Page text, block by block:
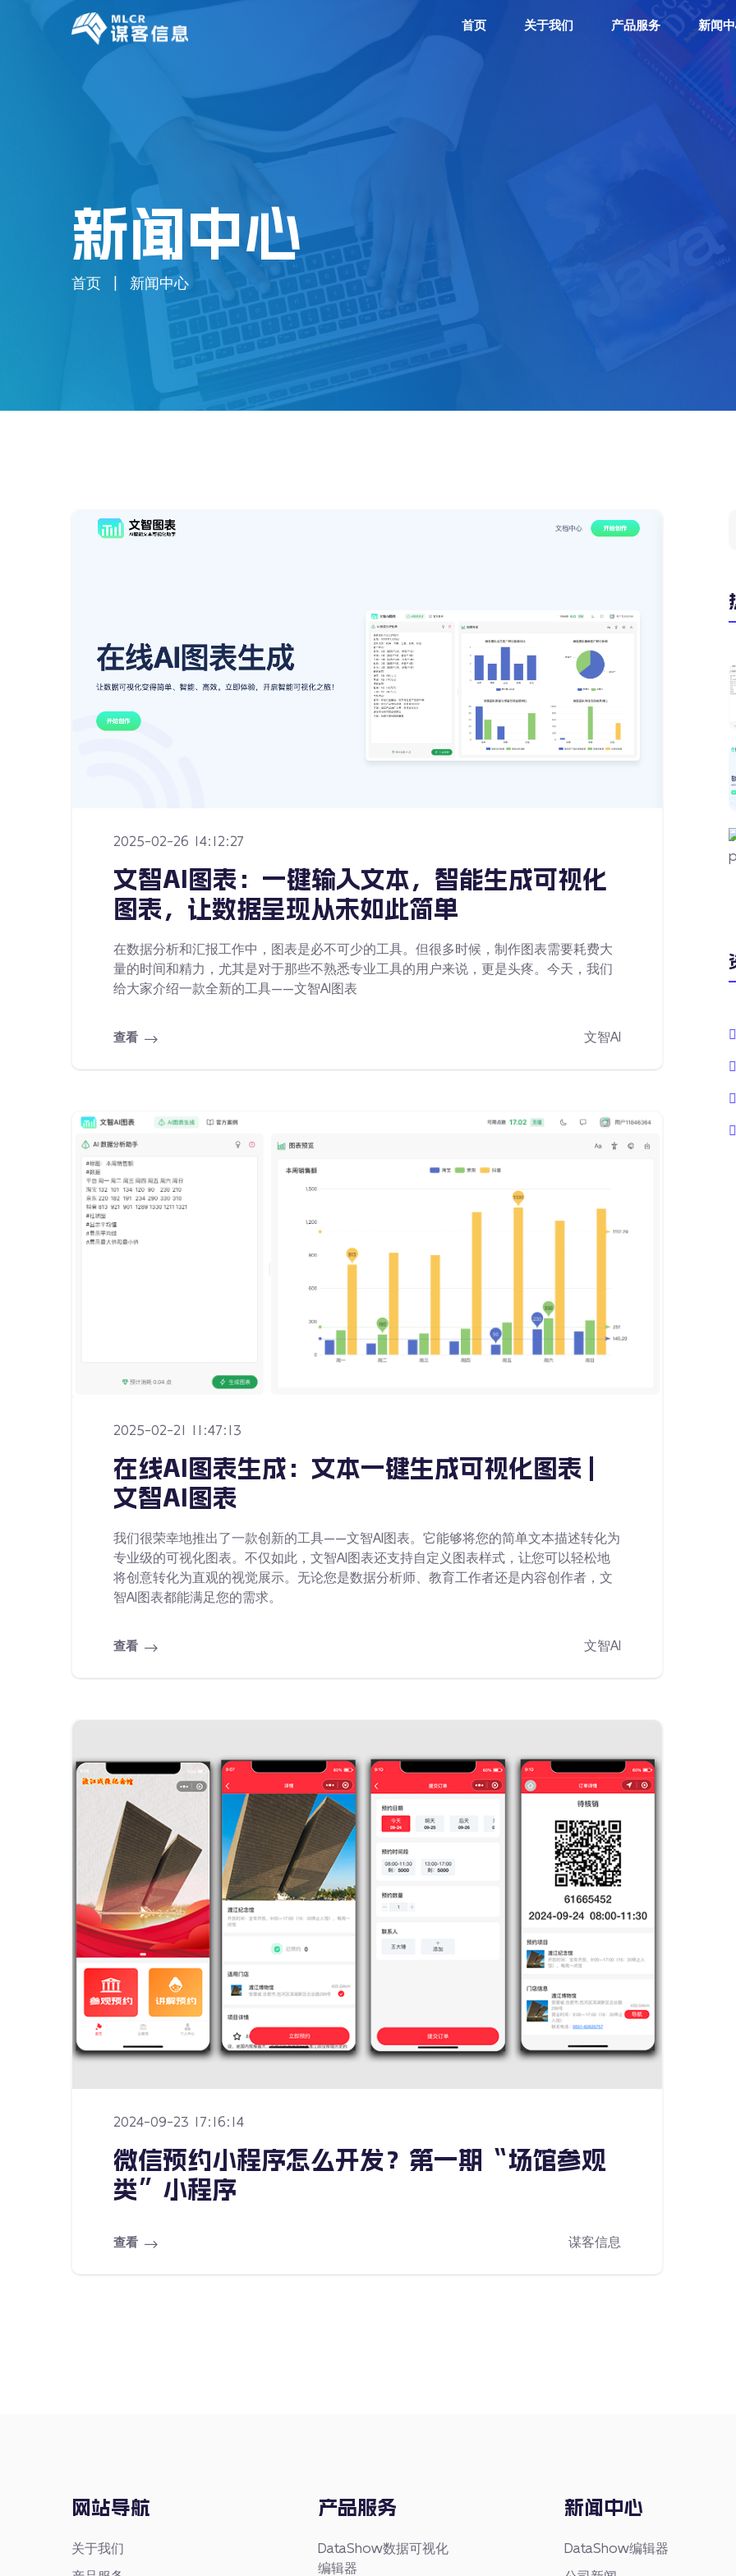
首页 关于我们 产品服务 新闻
新闻中心
首页 新闻中心
2025-02-26 14:12:27
文智AI图表：一键输入文本，智能生成可视化
图表，让数据呈现从未如此简单
在数据分析和汇报工作中，图表是必不可少的工具。但很多时候，制作图表需要耗费大
量的时间和精力，尤其是对于那些不熟悉专业工具的用户来说，更是头疼。今天，我们
给大家介绍一款全新的工具——文智AI图表
查看 文智AI
2025-02-21 11:47:13
在线AI图表生成：文本一键生成可视化图表 |
文智AI图表
我们很荣幸地推出了一款创新的工具——文智AI图表。它能够将您的简单文本描述转化为
专业级的可视化图表。不仅如此，文智AI图表还支持自定义图表样式，让您可以轻松地
将创意转化为直观的视觉展示。无论您是数据分析师、教育工作者还是内容创作者，文
智AI图表都能满足您的需求。
查看 文智AI
2024-09-23 17:16:14
微信预约小程序怎么开发？第一期“场馆参观
类”小程序
查看 谋客信息
网站导航
关于我们
产品服务
DataShow数据可视化
编辑器
新闻中心
DataShow编辑器